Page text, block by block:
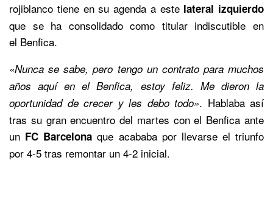
rojiblanco tiene en su agenda a este lateral izquierdo
que se ha consolidado como titular indiscutible en
el Benfica.
«Nunca se sabe, pero tengo un contrato para muchos
años aquí en el Benfica, estoy feliz. Me dieron la
oportunidad de crecer y les debo todo». Hablaba así
tras su gran encuentro del martes con el Benfica ante
un FC Barcelona que acababa por llevarse el triunfo
por 4-5 tras remontar un 4-2 inicial.